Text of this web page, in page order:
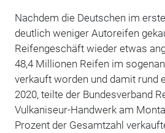
Nachdem die Deutschen im
deutlich weniger Autoreifen
Reifengeschäft wieder etwas
48,4 Millionen Reifen im
verkauft worden und damit rund
2020, teilte der Bundesverband
Vulkaniseur-Handwerk am
Prozent der Gesamtzahl